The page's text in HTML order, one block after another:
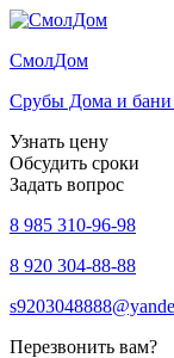
СмолДом
Срубы Дома и бани
Узнать цену
Обсудить сроки
Задать вопрос
8 985 310-96-98
8 920 304-88-88
Перезвонить вам?